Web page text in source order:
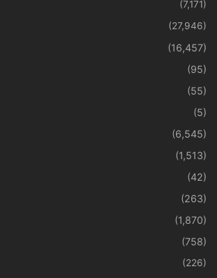
(7,171)
(27,946)
(16,457)
(95)
(55)
(5)
(6,545)
(1,513)
(42)
(263)
(1,870)
(758)
(226)